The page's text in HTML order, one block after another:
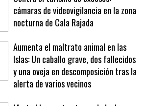
Contra el turismo de excesos:
cámaras de videovigilancia en la zona
nocturna de Cala Rajada
Aumenta el maltrato animal en las
Islas: Un caballo grave, dos fallecidos
y una oveja en descomposición tras la
alerta de varios vecinos